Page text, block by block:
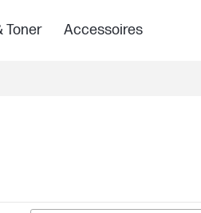
Toner Accessoires